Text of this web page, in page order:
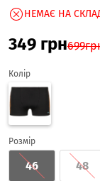
НЕМАЄ НА
349 грн699
Колір
Розмір
46 48